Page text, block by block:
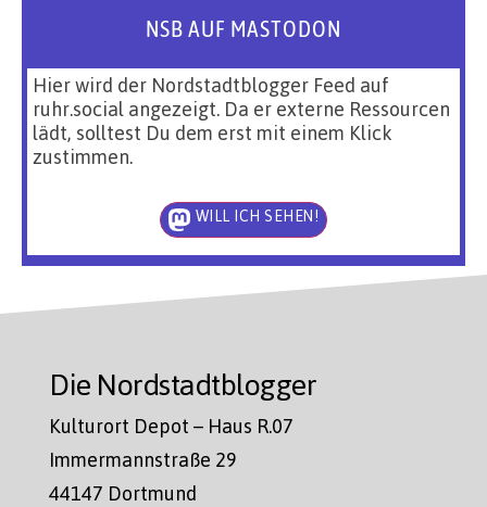
NSB AUF MASTODON
Hier wird der Nordstadtblogger Feed auf
ruhr.social angezeigt. Da er externe Ressourcen
lädt, solltest Du dem erst mit einem Klick
zustimmen.
WILL ICH SEHEN!
Die Nordstadtblogger
Kulturort Depot – Haus R.07
Immermannstraße 29
44147 Dortmund